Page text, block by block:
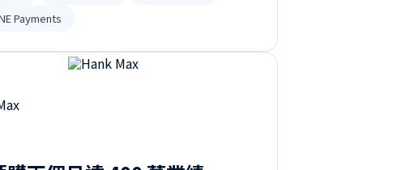
Payments